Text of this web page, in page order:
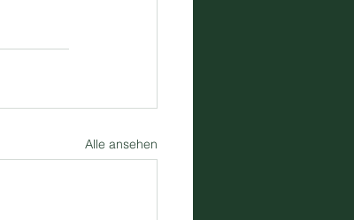
Alle ansehen